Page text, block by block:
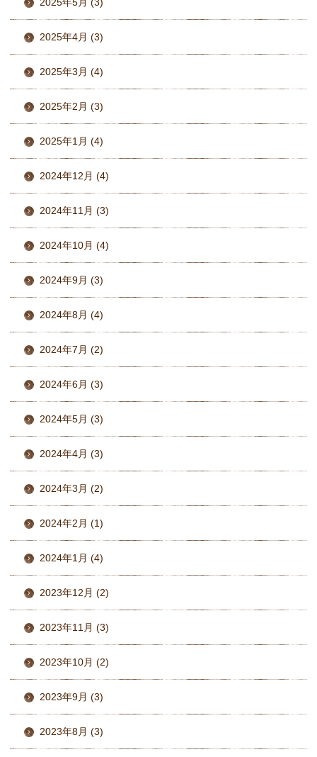
2025年5月 (3)
2025年4月 (3)
2025年3月 (4)
2025年2月 (3)
2025年1月 (4)
2024年12月 (4)
2024年11月 (3)
2024年10月 (4)
2024年9月 (3)
2024年8月 (4)
2024年7月 (2)
2024年6月 (3)
2024年5月 (3)
2024年4月 (3)
2024年3月 (2)
2024年2月 (1)
2024年1月 (4)
2023年12月 (2)
2023年11月 (3)
2023年10月 (2)
2023年9月 (3)
2023年8月 (3)